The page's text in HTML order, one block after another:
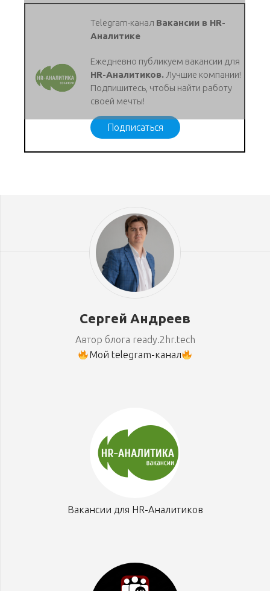
Telegram-канал Вакансии в HR-
Аналитике
Ежедневно публикуем вакансии для
HR-Аналитиков. Лучшие компании!
Подпишитесь, чтобы найти работу
своей мечты!
Подписаться
Сергей Андреев
Автор блога ready.2hr.tech
Мой telegram-канал
Вакансии для HR-Аналитиков